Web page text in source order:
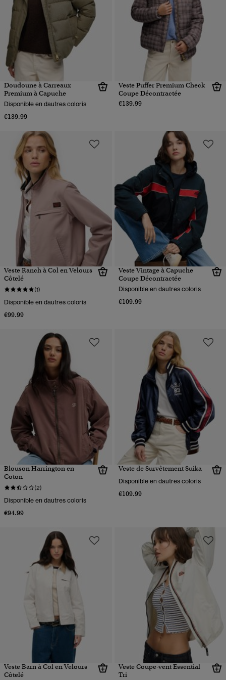
Doudoune à Carreaux
Premium à Capuche
Disponible en dautres coloris
€139.99
Veste Puffer Premium Check
Coupe Décontractée
€139.99
Veste Ranch à Col en Velours
Côtelé
(1)
Disponible en dautres coloris
€99.99
Veste Vintage à Capuche
Coupe Décontractée
Disponible en dautres coloris
€109.99
Blouson Harrington en
Coton
(2)
Disponible en dautres coloris
€94.99
Veste de Survêtement Suika
Disponible en dautres coloris
€109.99
Veste Barn à Col en Velours
Côtelé
Veste Coupe-vent Essential
Tri